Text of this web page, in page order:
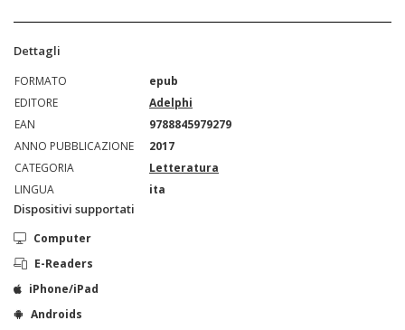
Dettagli
FORMATO
epub
EDITORE
Adelphi
EAN
9788845979279
ANNO PUBBLICAZIONE
2017
CATEGORIA
Letteratura
LINGUA
ita
Dispositivi supportati
Computer
E-Readers
iPhone/iPad
Androids